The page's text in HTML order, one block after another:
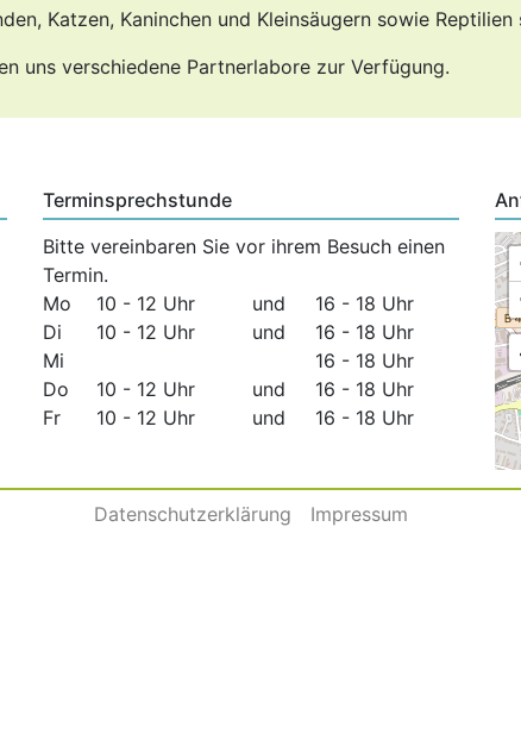
Katzen, Kaninchen und Kleinsäugern sowie
uns verschiedene Partnerlabore zur Verfügung.
Terminsprechstunde
Bitte vereinbaren Sie vor ihrem Besuch einen
Termin.
Mo
10 - 12 Uhr und
16 - 18 Uhr
Di
10 - 12 Uhr und
16 - 18 Uhr
Mi
16 - 18 Uhr
Do
10 - 12 Uhr und
16 - 18 Uhr
Fr
10 - 12 Uhr und 16 - 18 Uhr
Datenschutzerklärung Impressum